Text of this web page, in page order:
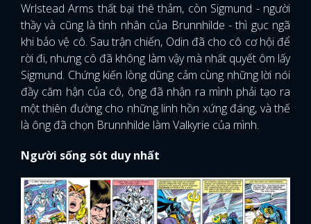
Wrlstead Arms thất bại thê thảm, còn Sigmund - người
thầy và cũng là tình nhân của Brunnhilde - thì gục ngã
khi bảo vệ cô. Sau trận chiến, Odin đã cho cô cơ hội để
rời đi, nhưng cô đã không làm vậy mà nhất quyết ôm lấy
Sigmund. Chứng kiến lòng dũng cảm cùng những lời nói
đầy căm hận của cô, ông đã nhận ra mình phải tạo ra
một thiên đường cho những linh hồn xứng đáng, và thế
là ông đã chọn Brunnhilde làm Valkyrie của mình.
Người sống sót duy nhất